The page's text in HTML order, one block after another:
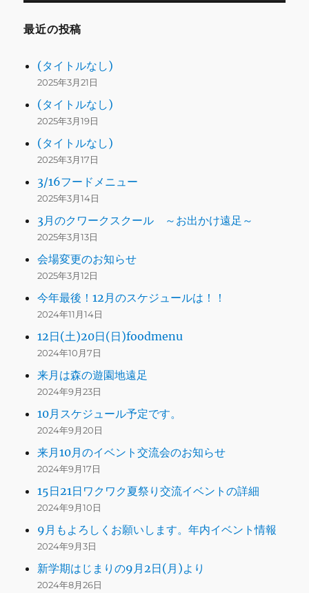
最近の投稿
(タイトルなし)
2025年3月21日
(タイトルなし)
2025年3月19日
(タイトルなし)
2025年3月17日
3/16フードメニュー
2025年3月14日
3月のクワークスクール ～お出かけ遠足～
2025年3月13日
会場変更のお知らせ
2025年3月12日
今年最後！12月のスケジュールは！！
2024年11月14日
12日(土)20日(日)foodmenu
2024年10月7日
来月は森の遊園地遠足
2024年9月23日
10月スケジュール予定です。
2024年9月20日
来月10月のイベント交流会のお知らせ
2024年9月17日
15日21日ワクワク夏祭り交流イベントの詳細
2024年9月10日
9月もよろしくお願いします。年内イベント情報
2024年9月3日
新学期はじまりの9月2日(月)より
2024年8月26日